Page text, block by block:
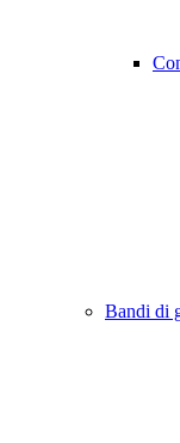
Bandi di